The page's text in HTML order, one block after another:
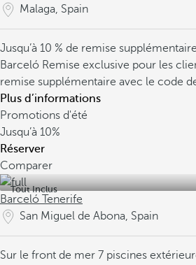
Malaga, Spain
Jusqu’à 10 % de remise
Barceló Remise exclusive pour les
remise supplémentaire avec le code
Plus d’informations
Promotions d'été
Jusqu’à 10%
Réserver
Comparer
Tout Inclus
Barceló Tenerife
San Miguel de Abona, Spain
Sur le front de mer 7 piscines